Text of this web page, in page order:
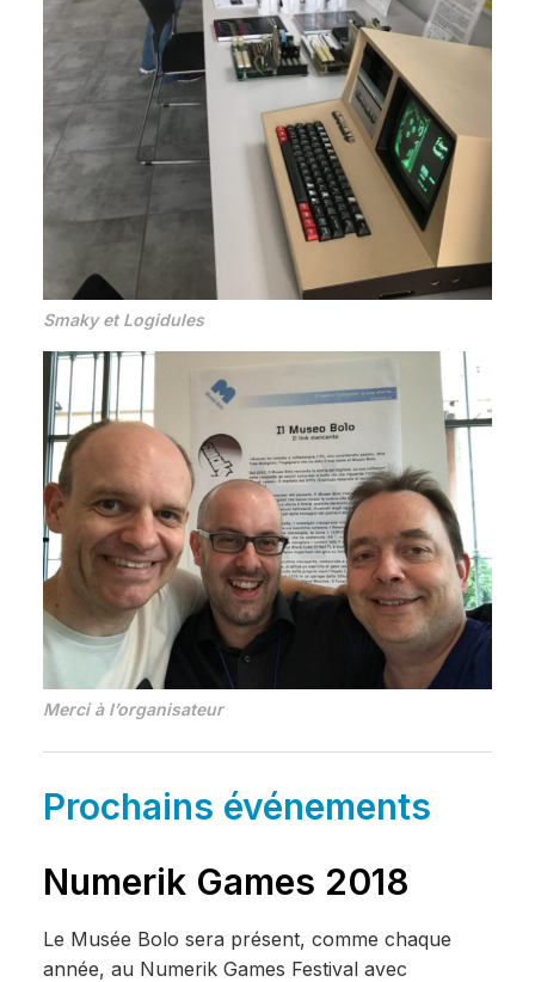
Smaky et Logidules
Merci à l’organisateur
Prochains événements
Numerik Games 2018
Le Musée Bolo sera présent, comme chaque
année, au Numerik Games Festival avec